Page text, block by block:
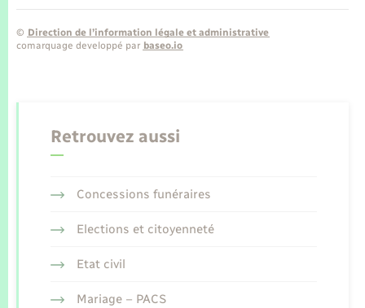
© Direction de l’information légale et administrative
comarquage developpé par baseo.io
Retrouvez aussi
Concessions funéraires
Elections et citoyenneté
Etat civil
Mariage – PACS